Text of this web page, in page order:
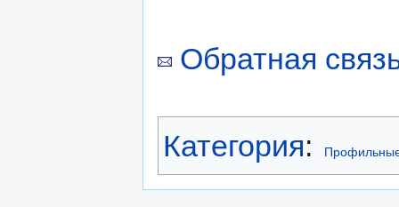
Обратная
Категория: